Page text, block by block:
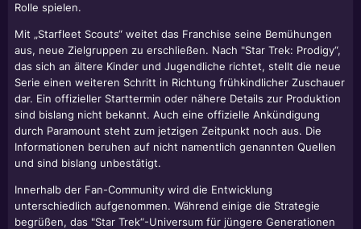
Rolle spielen.
Mit „Starfleet Scouts“ weitet das Franchise seine Bemühungen
aus, neue Zielgruppen zu erschließen. Nach "Star Trek: Prodigy“,
das sich an ältere Kinder und Jugendliche richtet, stellt die neue
Serie einen weiteren Schritt in Richtung frühkindlicher Zuschauer
dar. Ein offizieller Starttermin oder nähere Details zur Produktion
sind bislang nicht bekannt. Auch eine offizielle Ankündigung
durch Paramount steht zum jetzigen Zeitpunkt noch aus. Die
Informationen beruhen auf nicht namentlich genannten Quellen
und sind bislang unbestätigt.
Innerhalb der Fan-Community wird die Entwicklung
unterschiedlich aufgenommen. Während einige die Strategie
begrüßen, das "Star Trek“-Universum für jüngere Generationen